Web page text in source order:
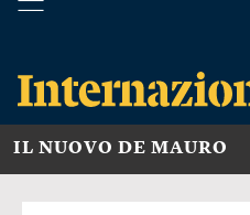
IL NUOVO DE MAURO